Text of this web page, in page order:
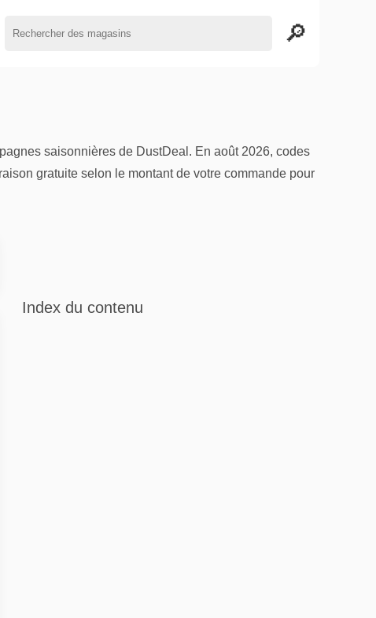
saisonnières de DustDeal. En août 2026, codes
gratuite selon le montant de votre commande pour
Index du contenu